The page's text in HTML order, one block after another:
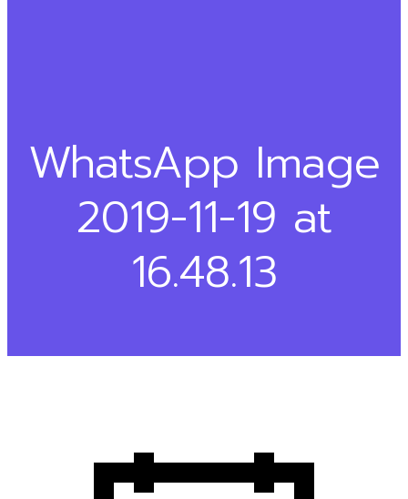
WhatsApp Image
2019-11-19 at
16.48.13